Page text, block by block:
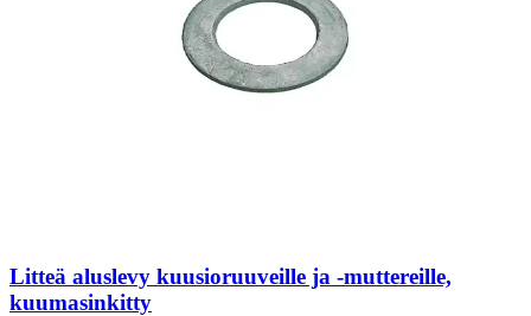
Litteä aluslevy kuusioruuveille ja -muttereille,
kuumasinkitty